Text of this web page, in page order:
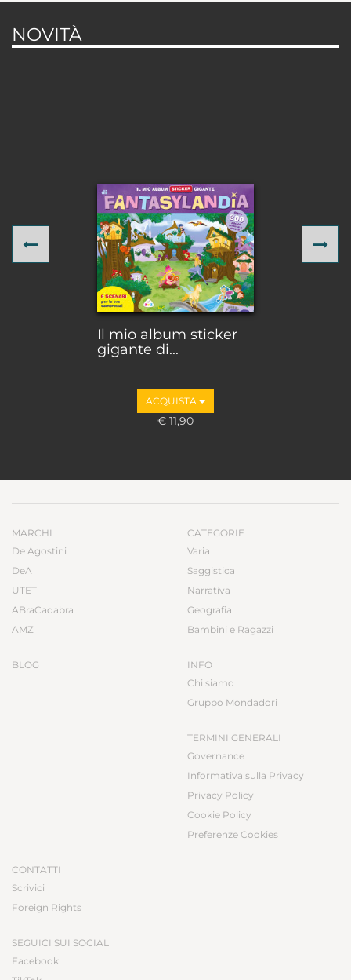
NOVITÀ
Il mio album sticker
gigante di...
ACQUISTA
€ 11,90
Previous
MARCHI
De Agostini
DeA
UTET
ABraCadabra
AMZ
BLOG
CATEGORIE
Varia
Saggistica
Narrativa
Geografia
Bambini e Ragazzi
INFO
Chi siamo
Gruppo Mondadori
TERMINI GENERALI
Governance
Informativa sulla Privacy
Privacy Policy
Cookie Policy
Preferenze Cookies
CONTATTI
Scrivici
Foreign Rights
SEGUICI SUI SOCIAL
Facebook